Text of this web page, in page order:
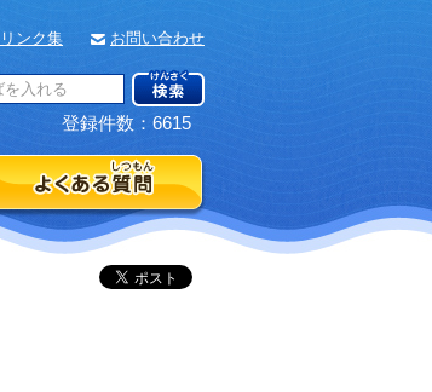
リンク集 お問い合わせ
登録件数：6615